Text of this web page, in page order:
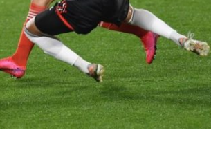
de Clubes A llega a Córdoba con el histórico
femenina de Argentina para la Copa
masculina de Argentina para la Copa